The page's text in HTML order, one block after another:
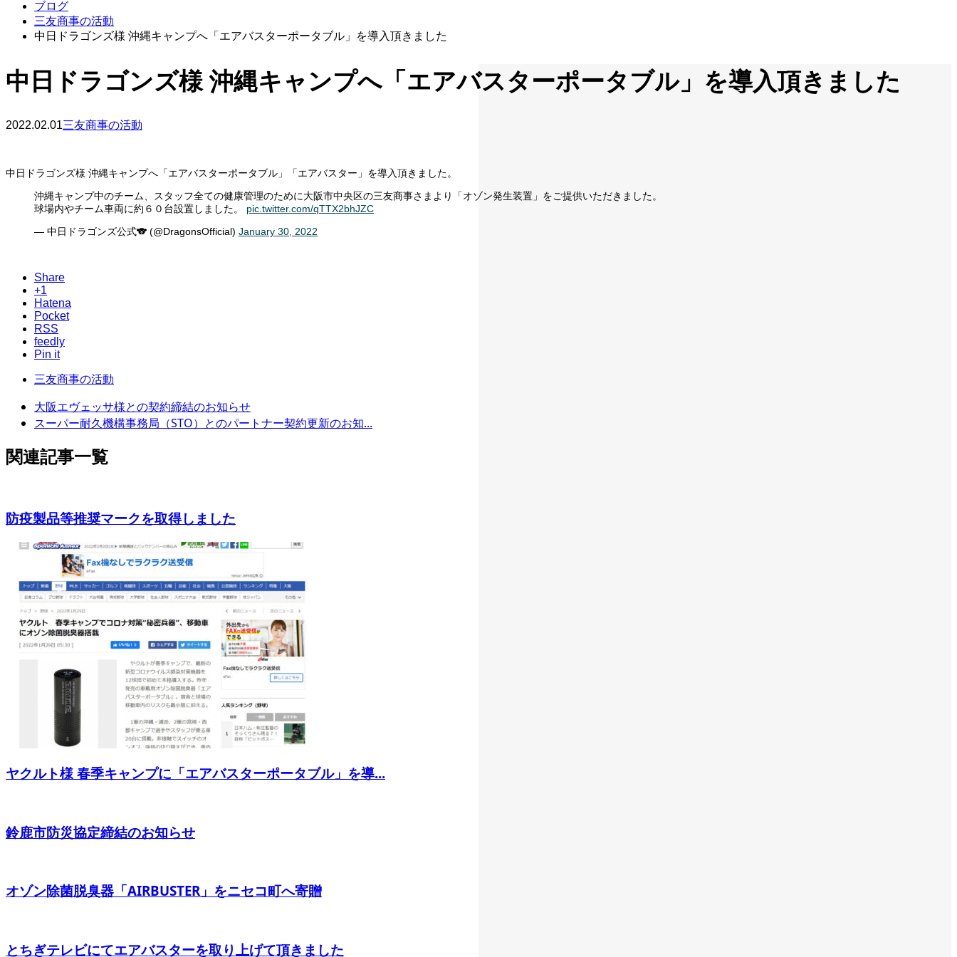
ブログ
三友商事の活動
中日ドラゴンズ様 沖縄キャンプへ「エアバスターポータブル」を導入頂きました
中日ドラゴンズ様 沖縄キャンプへ「エアバスターポータブル」を導入頂きました
2022.02.01三友商事の活動
中日ドラゴンズ様 沖縄キャンプへ「エアバスターポータブル」「エアバスター」を導入頂きました。
沖縄キャンプ中のチーム、スタッフ全ての健康管理のために大阪市中央区の三友商事さまより「オゾン発生装置」をご提供いただきました。
球場内やチーム車両に約６０台設置しました。 pic.twitter.com/qTTX2bhJZC
— 中日ドラゴンズ公式🐨 (@DragonsOfficial) January 30, 2022
Share
+1
Hatena
Pocket
RSS
feedly
Pin it
三友商事の活動
大阪エヴェッサ様との契約締結のお知らせ
スーパー耐久機構事務局（STO）とのパートナー契約更新のお知...
関連記事一覧
防疫製品等推奨マークを取得しました
ヤクルト様 春季キャンプに「エアバスターポータブル」を導...
鈴鹿市防災協定締結のお知らせ
オゾン除菌脱臭器「AIRBUSTER」をニセコ町へ寄贈
とちぎテレビにてエアバスターを取り上げて頂きました